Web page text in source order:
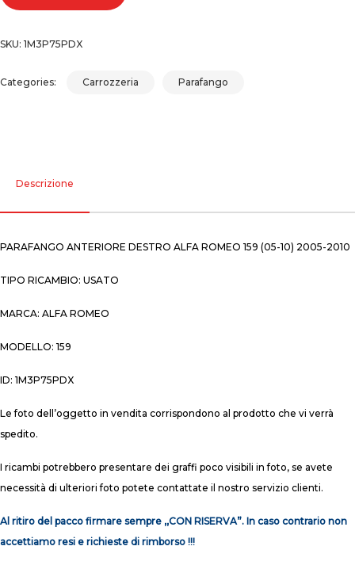
SKU: 1M3P75PDX
Categories: Carrozzeria Parafango
Descrizione
PARAFANGO ANTERIORE DESTRO ALFA ROMEO 159 (05-10) 2005-2010
TIPO RICAMBIO: USATO
MARCA: ALFA ROMEO
MODELLO: 159
ID: 1M3P75PDX
Le foto dell’oggetto in vendita corrispondono al prodotto che vi verrà
spedito.
I ricambi potrebbero presentare dei graffi poco visibili in foto, se avete
necessità di ulteriori foto potete contattate il nostro servizio clienti.
Al ritiro del pacco firmare sempre ,,CON RISERVA”. In caso contrario non
accettiamo resi e richieste di rimborso !!!